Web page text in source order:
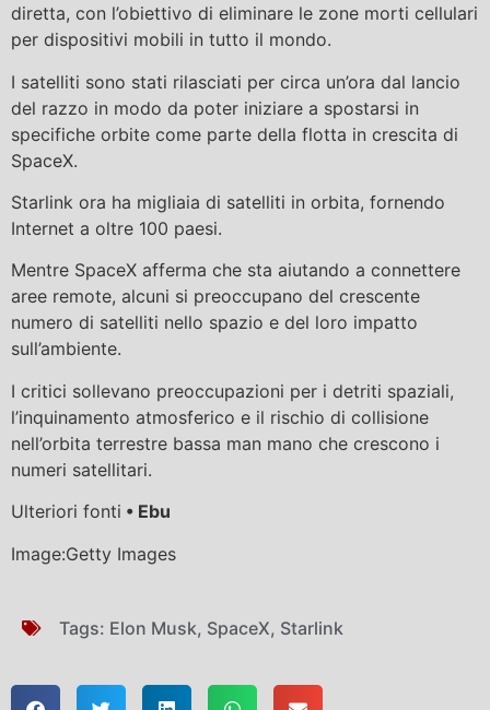
diretta, con l’obiettivo di eliminare le zone morti cellulari
per dispositivi mobili in tutto il mondo.
I satelliti sono stati rilasciati per circa un’ora dal lancio
del razzo in modo da poter iniziare a spostarsi in
specifiche orbite come parte della flotta in crescita di
SpaceX.
Starlink ora ha migliaia di satelliti in orbita, fornendo
Internet a oltre 100 paesi.
Mentre SpaceX afferma che sta aiutando a connettere
aree remote, alcuni si preoccupano del crescente
numero di satelliti nello spazio e del loro impatto
sull’ambiente.
I critici sollevano preoccupazioni per i detriti spaziali,
l’inquinamento atmosferico e il rischio di collisione
nell’orbita terrestre bassa man mano che crescono i
numeri satellitari.
Ulteriori fonti • Ebu
Image:Getty Images
Tags: Elon Musk, SpaceX, Starlink